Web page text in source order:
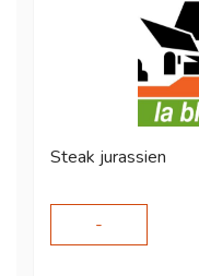
Steak jurassien
-